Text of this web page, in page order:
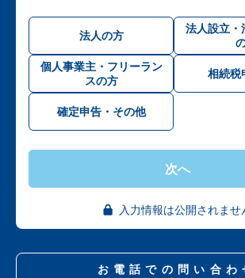
法人の方
法人設立・
個人事業主・フリーラン
スの方
相続税
確定申告・その他
次へ
入力情報は公開されませ
お電話での問い合わ